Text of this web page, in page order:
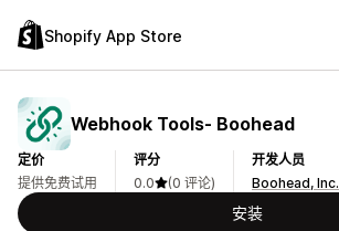
Shopify App Store
Webhook Tools‑ Boohead
定价
提供免费试用
评分
0.0
(0 评论)
开发人员
Boohead, Inc.
安装